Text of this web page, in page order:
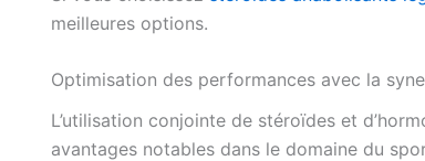
meilleures options.
Optimisation des performances avec la
L’utilisation conjointe de stéroïdes et
avantages notables dans le domaine du